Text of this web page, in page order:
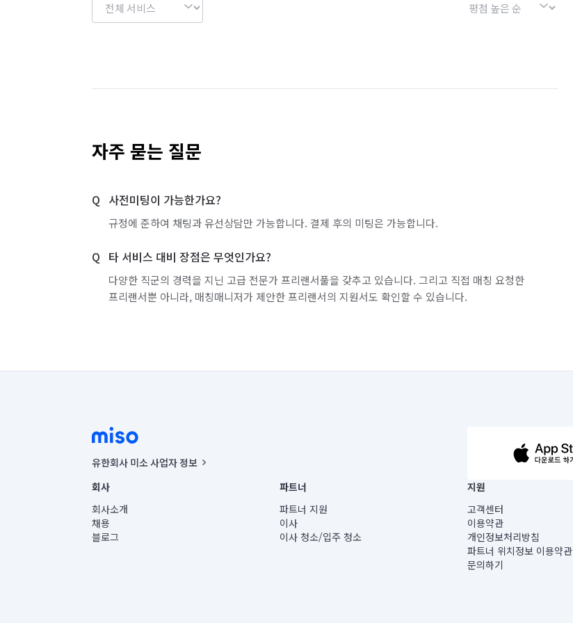
자주 묻는 질문
사전미팅이 가능한가요?
규정에 준하여 채팅과 유선상담만 가능합니다. 결제 후의 미팅은 가능합니다.
타 서비스 대비 장점은 무엇인가요?
다양한 직군의 경력을 지닌 고급 전문가 프리랜서풀을 갖추고 있습니다. 그리고 직접 매칭 요청한
프리랜서뿐 아니라, 매칭매니저가 제안한 프리랜서의 지원서도 확인할 수 있습니다.
유한회사 미소 사업자 정보
사업자등록번호 : 291-87-00271 | 인허가번호 : 2016-3220163-14-5-00019 |
통신판매신고번호 : 2024-서울종로-1400(공정거래위원회 정보) |
대표이사 : CHING VICTOR COLUMBIA RHEE
주소 | 본사: 서울특별시 종로구 율곡로 6(중학동, 트윈트리빌딩) B동 5층
컨택센터 : 서울특별시 종로구 수송동 율곡로 24, 7층, 8층 미소
회사
회사소개
채용
블로그
파트너
파트너 지원
이사
이사 청소/입주 청소
지원
고객센터
이용약관
개인정보처리방침
파트너 위치정보 이용약관
문의하기